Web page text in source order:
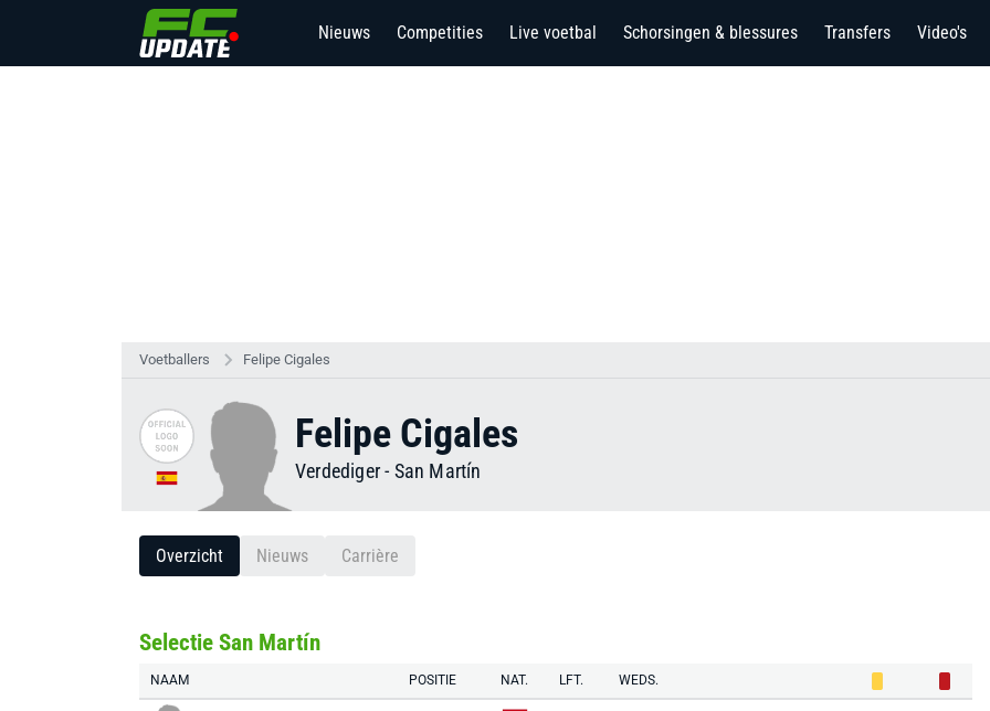
Nieuws Competities Live voetbal Schorsingen & blessures Transfers Video's
Voetballers Felipe Cigales
Felipe Cigales
Verdediger- San Martín
Overzicht Nieuws Carrière
Selectie San Martín
NAAM POSITIE NAT. LFT. WEDS.